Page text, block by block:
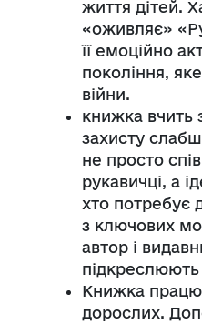
життя дітей.
«оживляє»
її емоційно
покоління,
війни.
книжка вчить
захисту
не просто
рукавичці, а
хто потребує
з ключових
автор і
підкреслюють
Книжка
дорослих.